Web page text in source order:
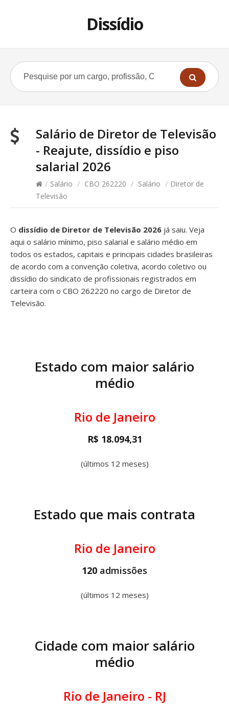
Dissídio
Salário de Diretor de Televisão
- Reajute, dissídio e piso
salarial 2026
/ Salário / CBO 262220 / Salário / Diretor de
Televisão
O dissídio de Diretor de Televisão 2026 já saiu. Veja
aqui o salário mínimo, piso salarial e salário médio em
todos os estados, capitais e principais cidades brasileiras
de acordo com a convenção coletiva, acordo coletivo ou
dissídio do sindicato de profissionais registrados em
carteira com o CBO 262220 no cargo de Diretor de
Televisão.
Estado com maior salário
médio
Rio de Janeiro
R$ 18.094,31
(últimos 12 meses)
Estado que mais contrata
Rio de Janeiro
120 admissões
(últimos 12 meses)
Cidade com maior salário
médio
Rio de Janeiro - RJ